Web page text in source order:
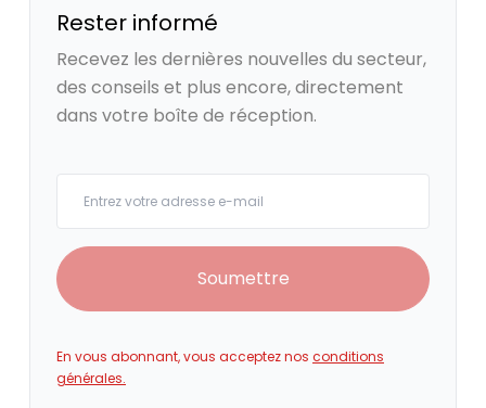
Rester informé
Recevez les dernières nouvelles du secteur,
des conseils et plus encore, directement
dans votre boîte de réception.
Soumettre
En vous abonnant, vous acceptez nos conditions
générales.